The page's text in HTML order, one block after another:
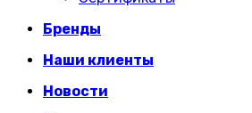
Бренды
Наши клиенты
Новости